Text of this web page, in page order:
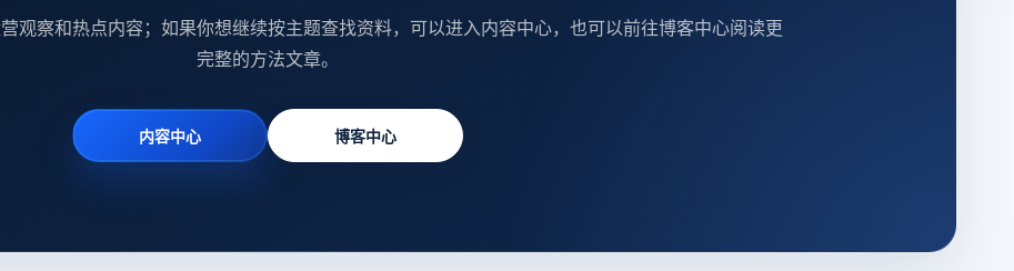
观察和热点内容；如果你想继续按主题查找资料，可以进入内容中心，也可以前往博客中心阅读更
完整的方法文章。
内容中心 博客中心